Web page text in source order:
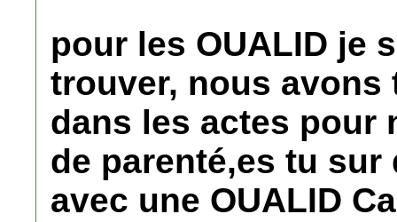
pour les OUALID je
trouver, nous avons
dans les actes pour
de parenté,es tu sur
avec une OUALID